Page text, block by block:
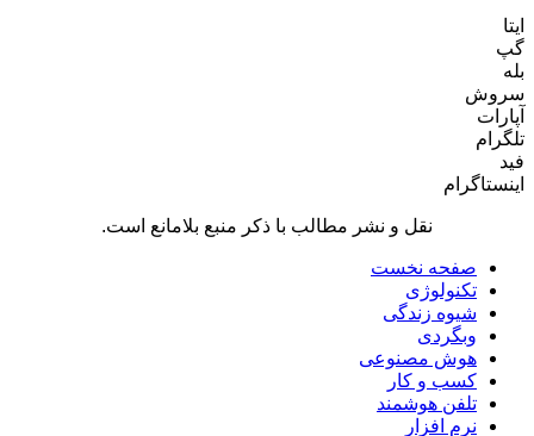
ایتا
گپ
بله
سروش
آپارات
تلگرام
فید
اینستاگرام
نقل و نشر مطالب با ذکر منبع بلامانع است.
صفحه نخست
تکنولوژی
شیوه زندگی
وبگردی
هوش مصنوعی
کسب و کار
تلفن هوشمند
نرم افزار